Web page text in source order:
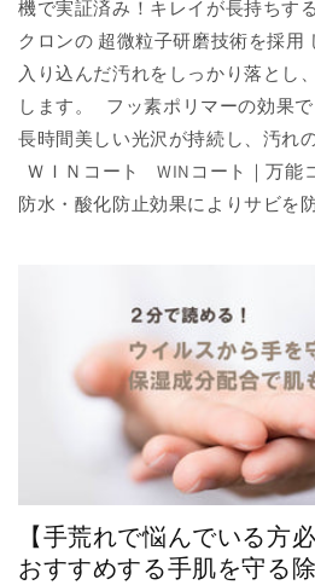
機で実証済み！キレイが長持ちす
クロンの 超微粒子研磨技術を採用
入り込んだ汚れをしっかり落とし
します。 フッ素ポリマーの効果
長時間美しい光沢が持続し、汚れ
ＷＩＮコート WINコート｜万能
防水・酸化防止効果によりサビを
【手荒れで悩んでいる方
おすすめする手肌を守る